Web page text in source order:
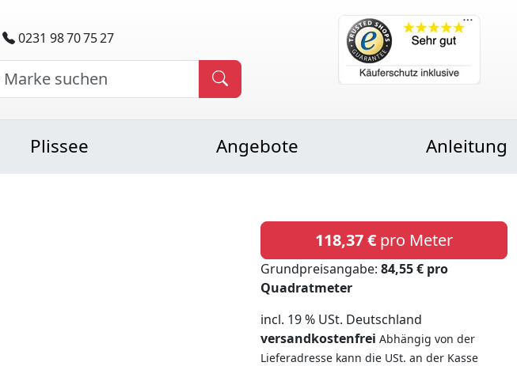
0231 98 70 75 27
Plissee Angebote Anleitung
118,37 € pro Meter
Grundpreisangabe: 84,55 € pro
Quadratmeter
incl. 19 % USt. Deutschland
versandkostenfrei Abhängig von der
Lieferadresse kann die USt. an der Kasse